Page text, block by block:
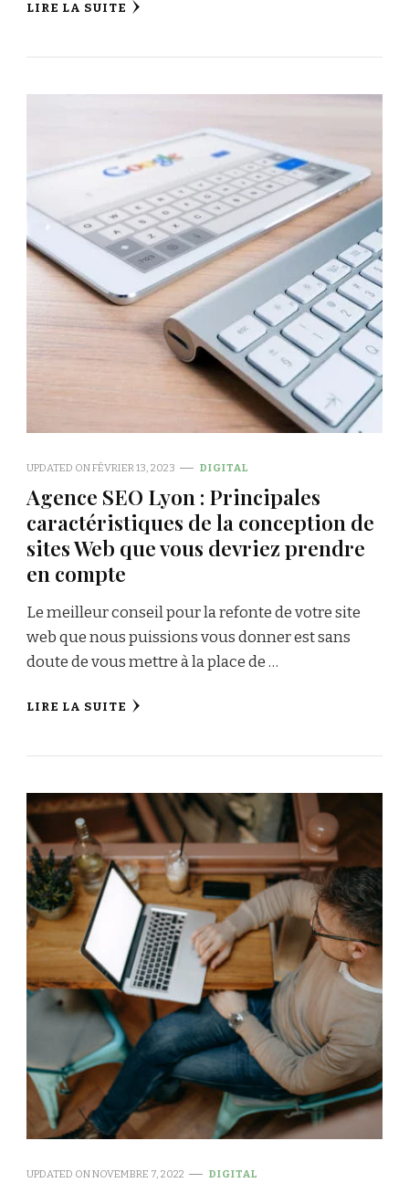
LIRE LA SUITE
UPDATED ONFÉVRIER 13, 2023 DIGITAL
Agence SEO Lyon : Principales
caractéristiques de la conception de
sites Web que vous devriez prendre
en compte
Le meilleur conseil pour la refonte de votre site
web que nous puissions vous donner est sans
doute de vous mettre à la place de …
LIRE LA SUITE
UPDATED ONNOVEMBRE 7, 2022 DIGITAL